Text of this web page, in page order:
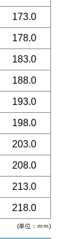
(単位：ｍｍ)
173.0
178.0
183.0
188.0
193.0
198.0
203.0
208.0
213.0
218.0